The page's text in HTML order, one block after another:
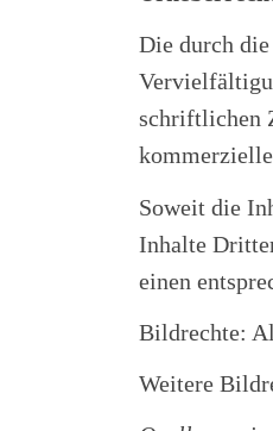
Die durch
schriftlichen
Soweit die
Inhalte
einen
Bildrechte:
Weitere